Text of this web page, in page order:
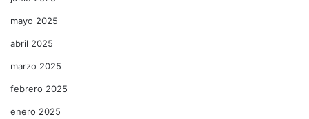
mayo 2025
abril 2025
marzo 2025
febrero 2025
enero 2025